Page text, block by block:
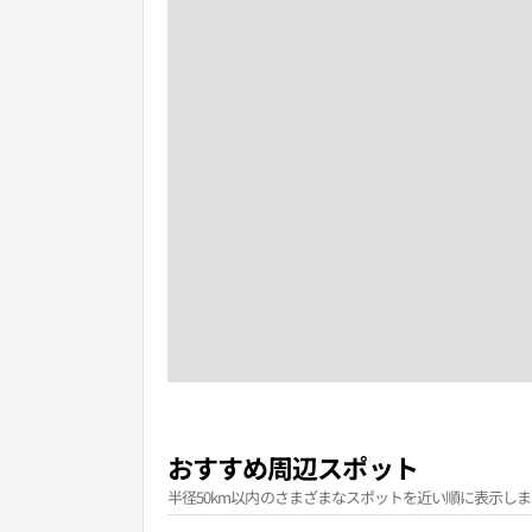
おすすめ周辺スポット
半径50km以内のさまざまなスポットを近い順に表示し